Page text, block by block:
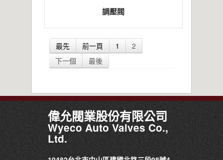
調壓閥
最先 前一頁 1
2
下一個
最後
偉允閥業股份有限公司
Wyeco Auto Valves Co.,
Ltd.